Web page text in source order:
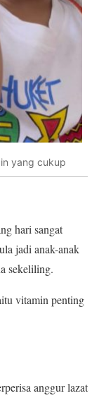
yang cukup
hari sangat
jadi anak-anak
sekeliling.
vitamin penting
anggur lazat